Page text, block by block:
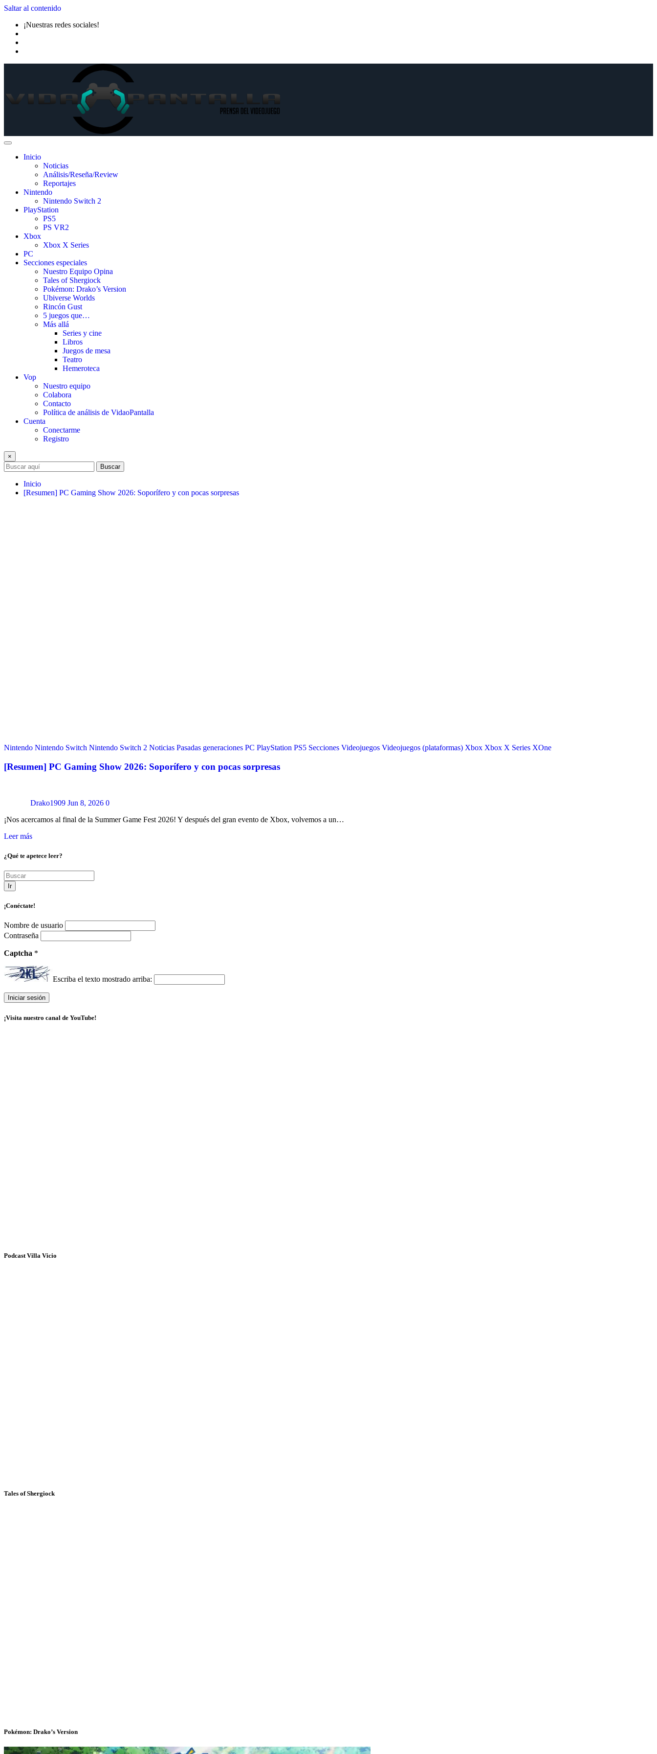
Saltar al contenido
¡Nuestras redes sociales!
Inicio
Noticias
Análisis/Reseña/Review
Reportajes
Nintendo
Nintendo Switch 2
PlayStation
PS5
PS VR2
Xbox
Xbox X Series
PC
Secciones especiales
Nuestro Equipo Opina
Tales of Shergiock
Pokémon: Drako’s Version
Ubiverse Worlds
Rincón Gust
5 juegos que…
Más allá
Series y cine
Libros
Juegos de mesa
Teatro
Hemeroteca
Vop
Nuestro equipo
Colabora
Contacto
Política de análisis de VidaoPantalla
Cuenta
Conectarme
Registro
×
Buscar
Inicio
[Resumen] PC Gaming Show 2026: Soporífero y con pocas sorpresas
Nintendo Nintendo Switch Nintendo Switch 2 Noticias Pasadas generaciones PC PlayStation PS5 Secciones Videojuegos Videojuegos (plataformas) Xbox Xbox X Series XOne
[Resumen] PC Gaming Show 2026: Soporífero y con pocas sorpresas
Drako1909 Jun 8, 2026 0
¡Nos acercamos al final de la Summer Game Fest 2026! Y después del gran evento de Xbox, volvemos a un…
Leer más
¿Qué te apetece leer?
Ir
¡Conéctate!
Nombre de usuario
Contraseña
Captcha *
Escriba el texto mostrado arriba:
¡Visita nuestro canal de YouTube!
Podcast Villa Vicio
Tales of Shergiock
Pokémon: Drako’s Version